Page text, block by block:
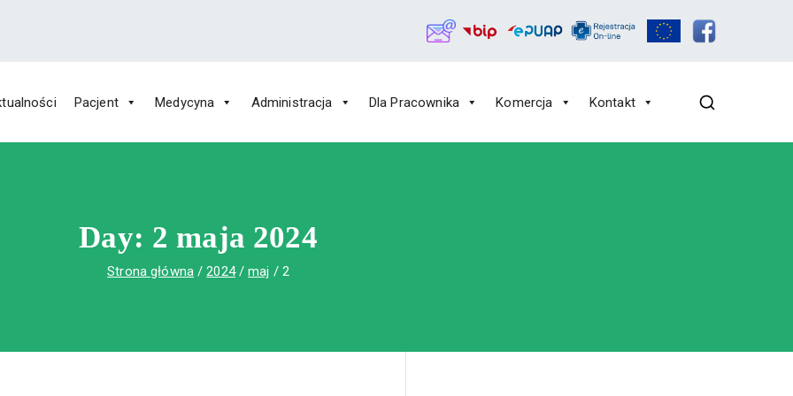
Św. Rafała w Czerwonej Górze
Rafała w Czerwonej Górze
Pacjent Medycyna Administracja Dla Pracownika Komercja Kontakt
Day: 2 maja 2024
Strona główna 2024 maj 2